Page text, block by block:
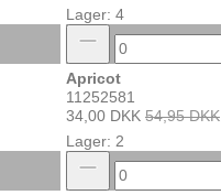
Lager: 4
Apricot
11252581
34,00 DKK 54,95 DKK
Lager: 2